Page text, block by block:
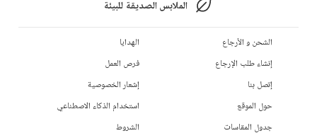
الملابس الصديقة للبيئة
الشحن و الأرجاع
إنشاء طلب الإرجاع
إتصل بنا
حول الموقع
جدول المقاسات
الهدايا
فرص العمل
إشعار الخصوصية
استخدام الذكاء الاصطناعي
الشروط